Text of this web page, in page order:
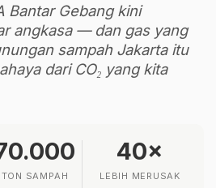
Bantar Gebang kini
angkasa — dan gas yang
sampah Jakarta itu
dari CO₂ yang kita
TON SAMPAH
40×
LEBIH MERUSAK